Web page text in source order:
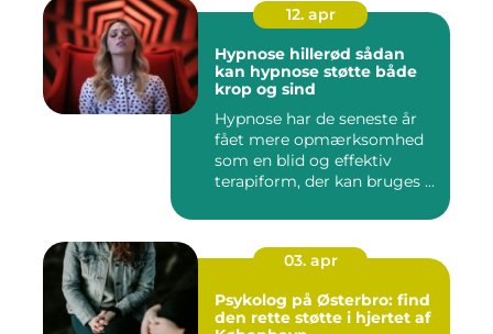
12. apr
Hypnose hillerød sådan
kan hypnose støtte både
krop og sind
Hypnose har de seneste år
fået mere opmærksomhed
som en blid og effektiv
terapiform, der kan bruges ...
03. apr
Psykolog på Østerbro: find
den rette støtte i hjertet af